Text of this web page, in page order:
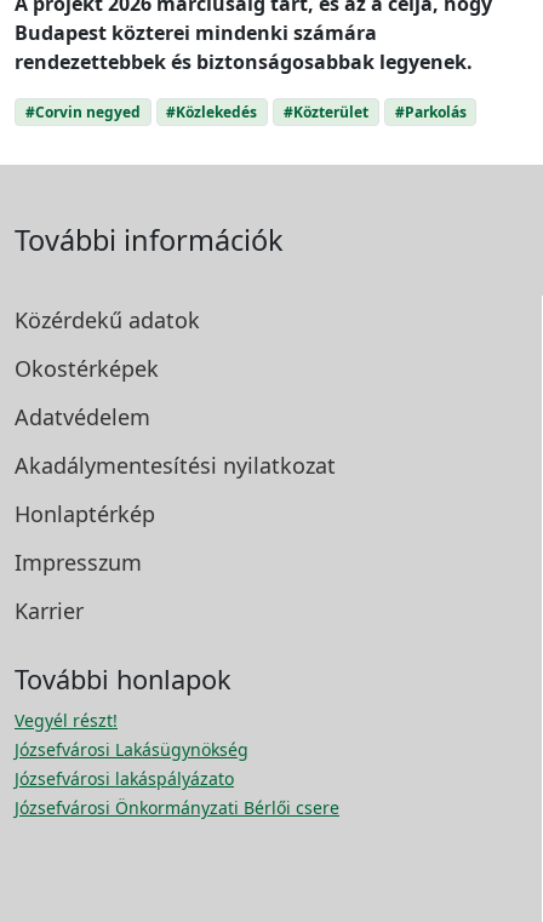
Budapest közterei mindenki számára
rendezettebbek és biztonságosabbak legyenek.
#Corvin negyed #Közlekedés #Közterület #Parkolás
További információk
Közérdekű adatok
Okostérképek
Adatvédelem
Akadálymentesítési nyilatkozat
Honlaptérkép
Impresszum
Karrier
További honlapok
Vegyél részt!
Józsefvárosi Lakásügynökség
Józsefvárosi lakáspályázato
Józsefvárosi Önkormányzati Bérlői csere